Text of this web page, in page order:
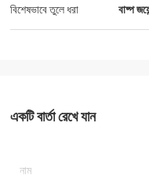
বিশেষভাবে তুলে ধরা বাষ্প
একটি বার্তা রেখে যান